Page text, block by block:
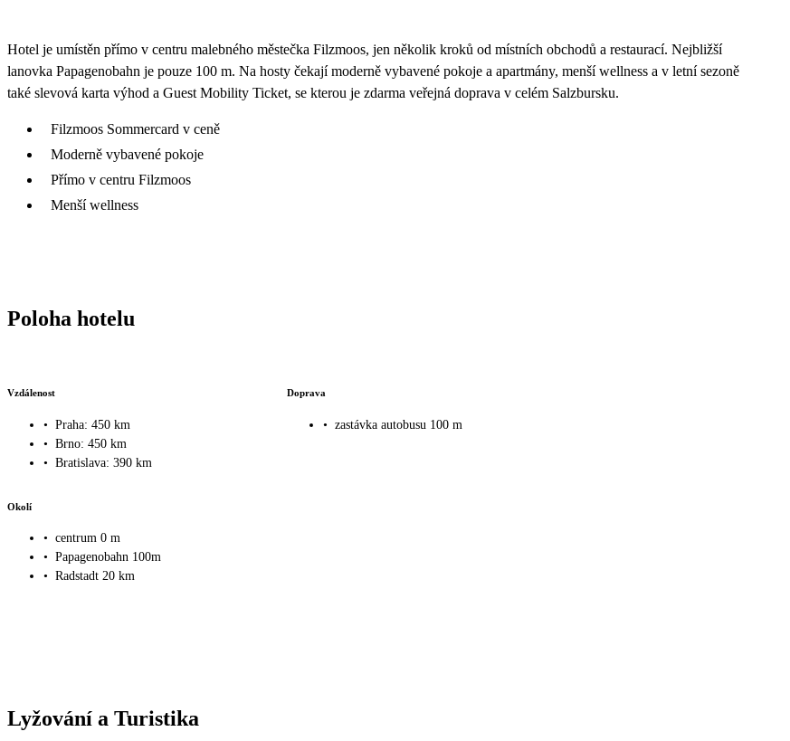
Hotel je umístěn přímo v centru malebného městečka Filzmoos, jen několik kroků od místních obchodů a restaurací. Nejbližší
lanovka Papagenobahn je pouze 100 m. Na hosty čekají moderně vybavené pokoje a apartmány, menší wellness a v letní sezoně
také slevová karta výhod a Guest Mobility Ticket, se kterou je zdarma veřejná doprava v celém Salzbursku.
Filzmoos Sommercard v ceně
Moderně vybavené pokoje
Přímo v centru Filzmoos
Menší wellness
Poloha hotelu
Vzdálenost
• Praha: 450 km
• Brno: 450 km
• Bratislava: 390 km
Doprava
• zastávka autobusu 100 m
Okolí
• centrum 0 m
• Papagenobahn 100m
• Radstadt 20 km
Lyžování a Turistika